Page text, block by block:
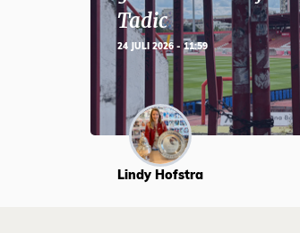
Tadic
24 JULI 2026 - 11:59
Lindy Hofstra